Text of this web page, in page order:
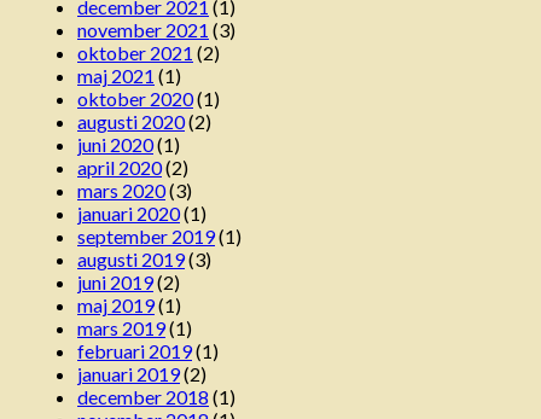
december 2021 (1)
november 2021 (3)
oktober 2021 (2)
maj 2021 (1)
oktober 2020(1)
augusti 2020(2)
juni 2020(1)
april 2020(2)
mars 2020(3)
januari 2020(1)
september 2019(1)
augusti 2019(3)
juni 2019(2)
maj 2019(1)
mars 2019(1)
februari 2019(1)
januari 2019(2)
december 2018 (1)